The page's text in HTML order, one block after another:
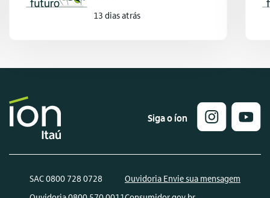
13 dias atrás
Siga o íon
SAC 0800 728 0728
Ouvidoria Envie sua mensagem